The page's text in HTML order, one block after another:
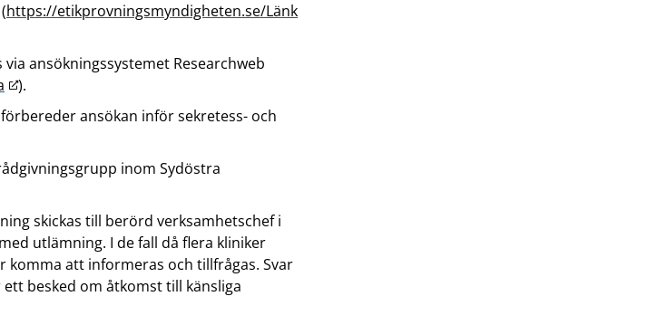
l
a
a
w
b
b
l
https://etikprovningsmyndigheten.se/Länk
ansökningssystemet Researchweb
L
ä
n
t
l
l
a
n
).
ansökan inför sekretess- och
inom Sydöstra
skickas till berörd verksamhetschef i
utlämning. I de fall då flera kliniker
komma att informeras och tillfrågas. Svar
besked om åtkomst till känsliga